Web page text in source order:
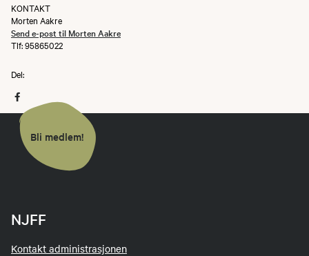
KONTAKT
Morten Aakre
Send e-post til Morten Aakre
Tlf: 95865022
Del:
Bli medlem!
NJFF
Kontakt administrasjonen